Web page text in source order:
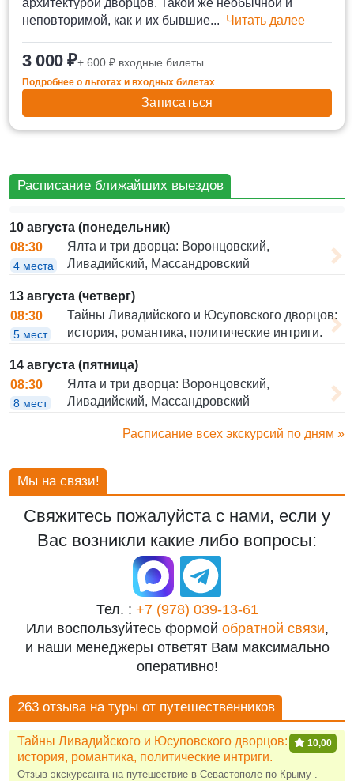
архитектурой дворцов. Такой же необычной и
неповторимой, как и их бывшие... Читать далее
3 000 ₽+ 600 ₽ входные билеты
Подробнее о льготах и входных билетах
Записаться
Расписание ближайших выездов
10 августа (понедельник)
08:30
4 места
Ялта и три дворца: Воронцовский,
Ливадийский, Массандровский
13 августа (четверг)
08:30
5 мест
Тайны Ливадийского и Юсуповского дворцов:
история, романтика, политические интриги.
14 августа (пятница)
08:30
8 мест
Ялта и три дворца: Воронцовский,
Ливадийский, Массандровский
Расписание всех экскурсий по дням »
Мы на связи!
Свяжитесь пожалуйста с нами, если у
Вас возникли какие либо вопросы:
Тел. : +7 (978) 039-13-61
Или воспользуйтесь формой обратной связи,
и наши менеджеры ответят Вам максимально
оперативно!
263 отзыва на туры от путешественников
10,00
Тайны Ливадийского и Юсуповского дворцов:
история, романтика, политические интриги.
Отзыв экскурсанта на путешествие в Севастополе по Крыму .